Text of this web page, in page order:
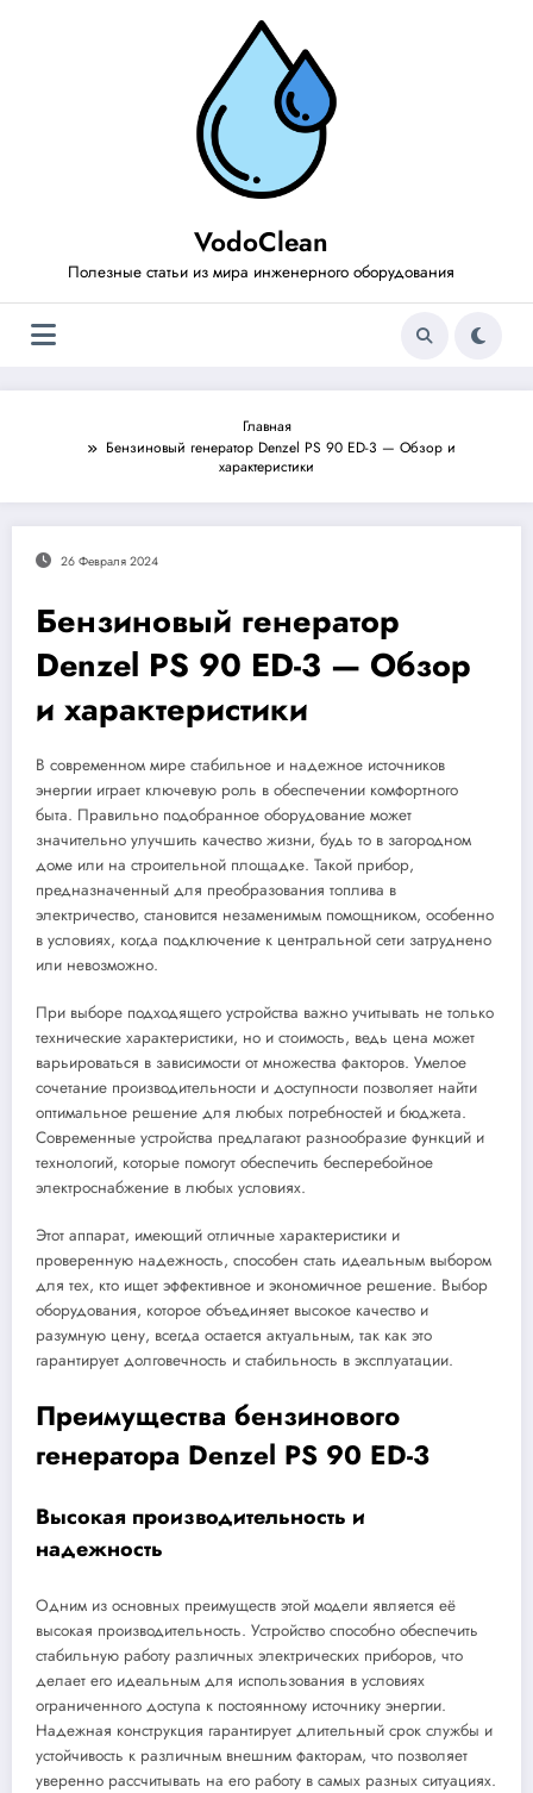
VodoClean
Полезные статьи из мира инженерного оборудования
Главная
Бензиновый генератор Denzel PS 90 ED-3 — Обзор и
характеристики
26 Февраля 2024
Бензиновый генератор
Denzel PS 90 ED-3 — Обзор
и характеристики
В современном мире стабильное и надежное источников
энергии играет ключевую роль в обеспечении комфортного
быта. Правильно подобранное оборудование может
значительно улучшить качество жизни, будь то в загородном
доме или на строительной площадке. Такой прибор,
предназначенный для преобразования топлива в
электричество, становится незаменимым помощником, особенно
в условиях, когда подключение к центральной сети затруднено
или невозможно.
При выборе подходящего устройства важно учитывать не только
технические характеристики, но и стоимость, ведь цена может
варьироваться в зависимости от множества факторов. Умелое
сочетание производительности и доступности позволяет найти
оптимальное решение для любых потребностей и бюджета.
Современные устройства предлагают разнообразие функций и
технологий, которые помогут обеспечить бесперебойное
электроснабжение в любых условиях.
Этот аппарат, имеющий отличные характеристики и
проверенную надежность, способен стать идеальным выбором
для тех, кто ищет эффективное и экономичное решение. Выбор
оборудования, которое объединяет высокое качество и
разумную цену, всегда остается актуальным, так как это
гарантирует долговечность и стабильность в эксплуатации.
Преимущества бензинового
генератора Denzel PS 90 ED-3
Высокая производительность и
надежность
Одним из основных преимуществ этой модели является её
высокая производительность. Устройство способно обеспечить
стабильную работу различных электрических приборов, что
делает его идеальным для использования в условиях
ограниченного доступа к постоянному источнику энергии.
Надежная конструкция гарантирует длительный срок службы и
устойчивость к различным внешним факторам, что позволяет
уверенно рассчитывать на его работу в самых разных ситуациях.